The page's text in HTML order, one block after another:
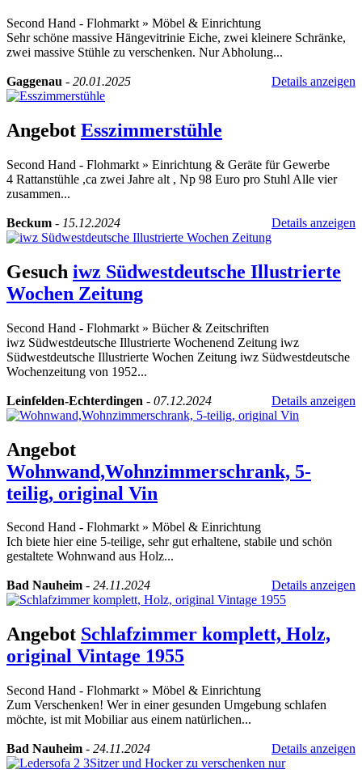
Second Hand - Flohmarkt » Möbel & Einrichtung
Sehr schöne massive Hängevitrinie Eiche, zwei kleinere Schränke,
zwei massive Stühle zu verschenken. Nur Abholung...
Gaggenau - 20.01.2025 Details anzeigen
Angebot Esszimmerstühle
Second Hand - Flohmarkt » Einrichtung & Geräte für Gewerbe
4 Rattanstühle ,ca zwei Jahre alt , Np 98 Euro pro Stuhl Alle vier
zusammen...
Beckum - 15.12.2024 Details anzeigen
Gesuch iwz Südwestdeutsche Illustrierte
Wochen Zeitung
Second Hand - Flohmarkt » Bücher & Zeitschriften
iwz Südwestdeutsche Illustrierte Wochenend Zeitung iwz
Südwestdeutsche Illustrierte Wochen Zeitung iwz Südwestdeutsche
Wochenzeitung von 1952...
Leinfelden-Echterdingen - 07.12.2024 Details anzeigen
Angebot
Wohnwand,Wohnzimmerschrank, 5-
teilig, original Vin
Second Hand - Flohmarkt » Möbel & Einrichtung
Ich biete hier eine 5-teilige, sehr gut erhaltene, stabile und schön
gestaltete Wohnwand aus Holz...
Bad Nauheim - 24.11.2024 Details anzeigen
Angebot Schlafzimmer komplett, Holz,
original Vintage 1955
Second Hand - Flohmarkt » Möbel & Einrichtung
Zum Verschenken! Wer in einer gesunden Umgebung schlafen
möchte, ist mit Mobiliar aus einem natürlichen...
Bad Nauheim - 24.11.2024 Details anzeigen